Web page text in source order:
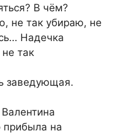
В чём?
не так убираю, не
Надечка
так
заведующая.
прибыла на